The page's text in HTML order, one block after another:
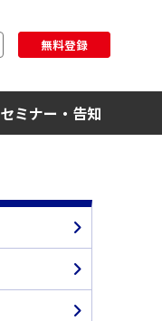
無料登録
セミナー・告知